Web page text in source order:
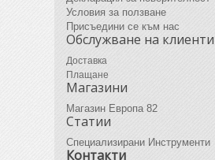
Условия за ползване
Присъедини се към нас
Обслужване на клиенти
Доставка
Плащане
Магазини
Магазин Европа 82
Статии
Специализирани Инструменти
Контакти